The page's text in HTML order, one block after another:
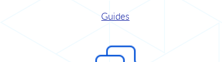
Guides